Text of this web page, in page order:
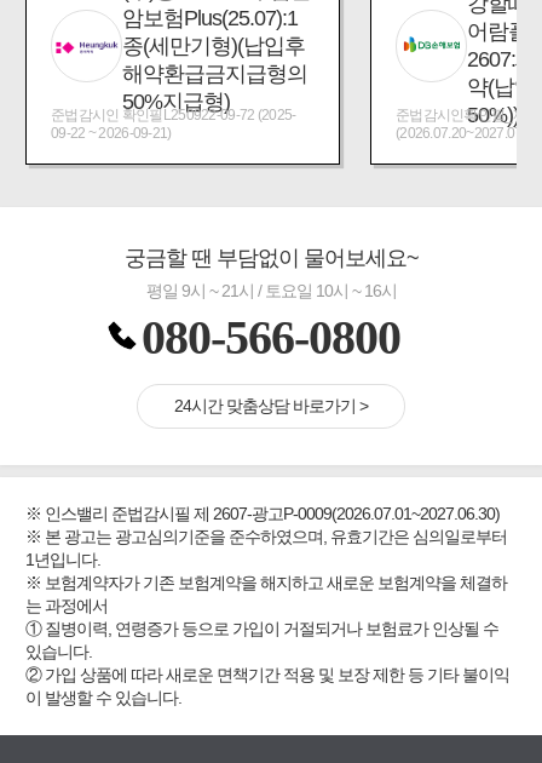
암보험Plus(25.07):1
종(세만기형)(납입후
해약환급금지급형의
50%지급형)
준법감시인 확인필L250922-09-72 (2025-
09-22 ~ 2026-09-21)
어람플
2607:
약(납입
50%))
준법감시인확인필_제
궁금할 땐 부담없이 물어보세요~
평일 9시 ~ 21시 / 토요일 10시 ~ 16시
080-566-0800
24시간 맞춤상담 바로가기 >
※ 인스밸리 준법감시필 제 2607-광고P-0009(2026.07.01~2027.06.30)
※ 본 광고는 광고심의기준을 준수하였으며, 유효기간은 심의일로부터
1년입니다.
※ 보험계약자가 기존 보험계약을 해지하고 새로운 보험계약을 체결하
는 과정에서
① 질병이력, 연령증가 등으로 가입이 거절되거나 보험료가 인상될 수
있습니다.
② 가입 상품에 따라 새로운 면책기간 적용 및 보장 제한 등 기타 불이익
이 발생할 수 있습니다.